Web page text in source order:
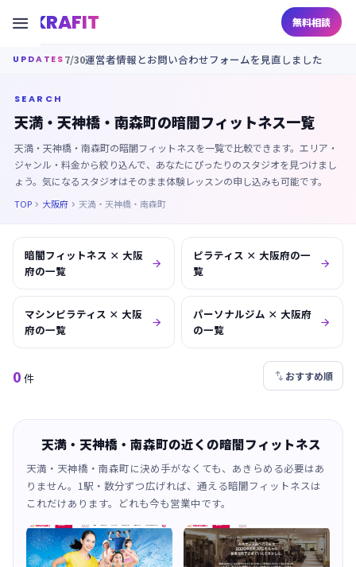
KRAFIT 無料相談

UPDATES 7/30運営者情報とお問い合わせフォームを見直しました
SEARCH
天満・天神橋・南森町の暗闇フィットネス一覧
天満・天神橋・南森町の暗闇フィットネスを一覧で比較できます。エリア・
ジャンル・料金から絞り込んで、あなたにぴったりのスタジオを見つけまし
ょう。気になるスタジオはそのまま体験レッスンの申し込みも可能です。
TOP  大阪府  天満・天神橋・南森町
暗闇フィットネス × 大阪
府の一覧

ピラティス × 大阪府の一
覧

マシンピラティス × 大阪
府の一覧

パーソナルジム × 大阪府
の一覧

0 件  おすすめ順
天満・天神橋・南森町の近くの暗闇フィットネス
天満・天神橋・南森町に決め手がなくても、あきらめる必要はあ
りません。1駅・数分ずつ広げれば、通える暗闇フィットネスは
これだけあります。どれも今も営業中です。